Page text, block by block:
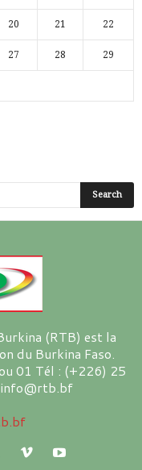
20 21 22
27 28 29
(RTB) est la
du Burkina Faso.
01 Tél : (+226) 25